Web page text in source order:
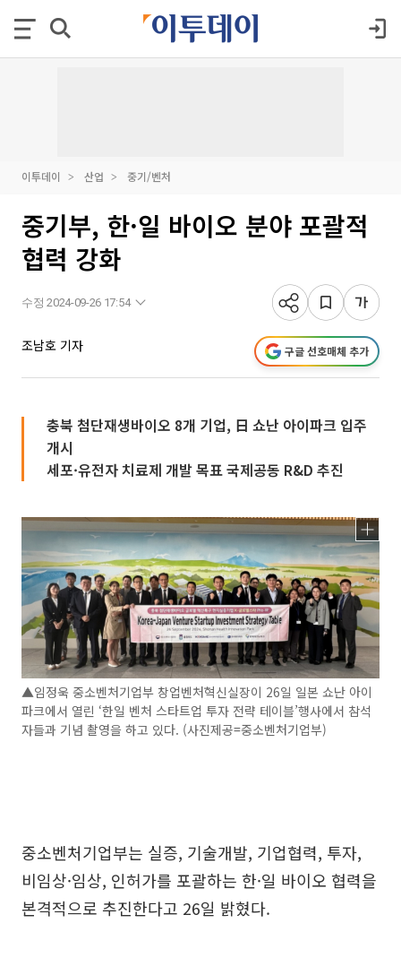
이투데이 산업 중기/벤처
중기부, 한·일 바이오 분야 포괄적
협력 강화
수정 2024-09-26 17:54
조남호 기자 구글 선호매체 추가
충북 첨단재생바이오 8개 기업, 日 쇼난 아이파크 입주
개시
세포·유전자 치료제 개발 목표 국제공동 R&D 추진
▲임정욱 중소벤처기업부 창업벤처혁신실장이 26일 일본 쇼난 아이
파크에서 열린 ‘한일 벤처 스타트업 투자 전략 테이블’행사에서 참석
자들과 기념 촬영을 하고 있다. (사진제공=중소벤처기업부)
중소벤처기업부는 실증, 기술개발, 기업협력, 투자,
비임상·임상, 인허가를 포괄하는 한·일 바이오 협력을
본격적으로 추진한다고 26일 밝혔다.